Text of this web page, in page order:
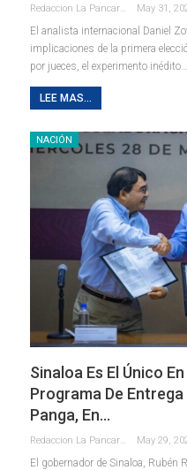
Redaccion La Pancarta De Quintana Roo May 31,
El analista internacional Daniel
implicaciones de la primera
por jueces, el experimento inédito…
LEE MAS...
NACIÓN
Sinaloa Es El Único
Programa De
Panga, En…
May 29,
El gobernador de Sinaloa, Rubén